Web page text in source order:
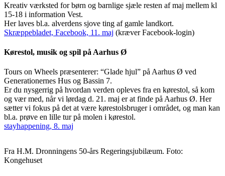
Kreativ værksted for børn og barnlige sjæle resten af maj mellem kl
15-18 i information Vest.
Her laves bl.a. alverdens sjove ting af gamle landkort.
Skræppebladet, Facebook, 11. maj (kræver Facebook-login)
Kørestol, musik og spil på Aarhus Ø
Tours on Wheels præsenterer: “Glade hjul” på Aarhus Ø ved
Generationernes Hus og Bassin 7.
Er du nysgerrig på hvordan verden opleves fra en kørestol, så kom
og vær med, når vi lørdag d. 21. maj er at finde på Aarhus Ø. Her
sætter vi fokus på det at være kørestolsbruger i området, og man kan
bl.a. prøve en lille tur på molen i kørestol.
stayhappening, 8. maj
Fra H.M. Dronningens 50-års Regeringsjubilæum. Foto:
Kongehuset